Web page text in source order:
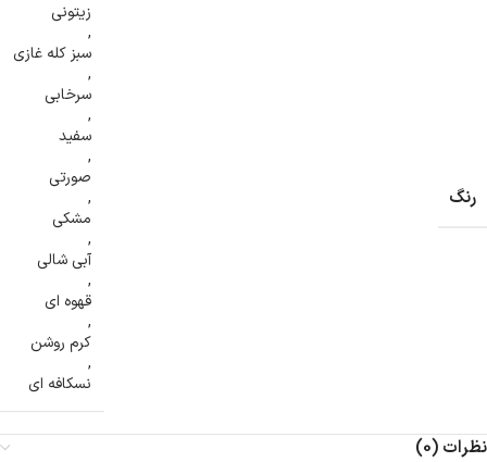
رنگ
زیتونی
,
سبز کله غازی
,
سرخابی
,
سفید
,
صورتی
,
مشکی
,
آبی شالی
,
قهوه ای
,
کرم روشن
,
نسکافه ای
نظرات (0)